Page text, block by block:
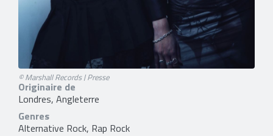
© Marshall Records | Presse
Originaire de
Londres, Angleterre
Genres
Alternative Rock, Rap Rock